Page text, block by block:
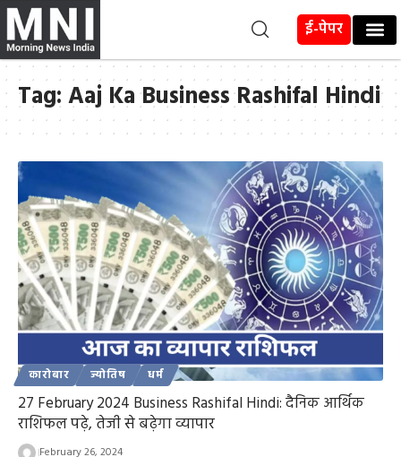
ई-पेपर
Tag:Aaj Ka Business Rashifal Hindi
कारोबार ज्योतिष धर्म
27 February 2024 Business Rashifal Hindi: दैनिक आर्थिक
राशिफल पढ़े, तेजी से बढ़ेगा व्यापार
February 26, 2024